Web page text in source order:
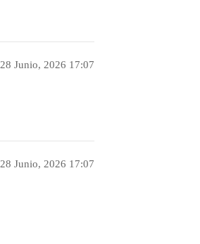
28 Junio, 2026 17:07
28 Junio, 2026 17:07